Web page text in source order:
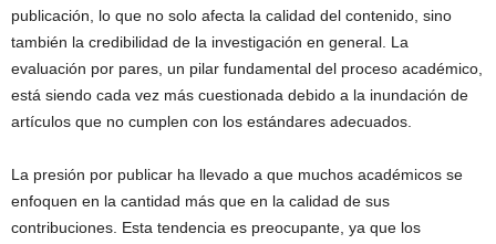
publicación, lo que no solo afecta la calidad del contenido, sino
también la credibilidad de la investigación en general. La
evaluación por pares, un pilar fundamental del proceso académico,
está siendo cada vez más cuestionada debido a la inundación de
artículos que no cumplen con los estándares adecuados.
La presión por publicar ha llevado a que muchos académicos se
enfoquen en la cantidad más que en la calidad de sus
contribuciones. Esta tendencia es preocupante, ya que los